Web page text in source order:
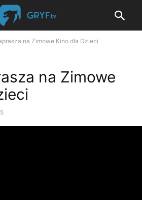
na Zimowe Kino dla Dzieci
na Zimowe